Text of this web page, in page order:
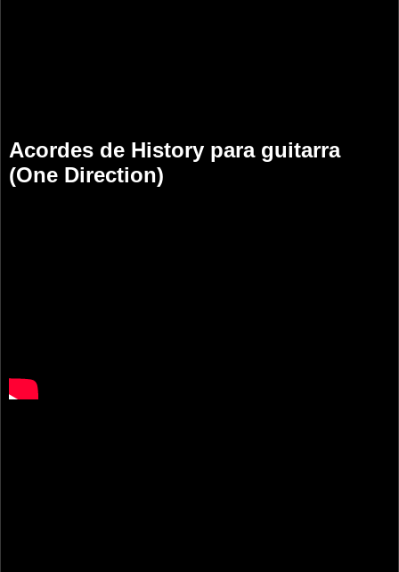
Acordes de History para guitarra
(One Direction)